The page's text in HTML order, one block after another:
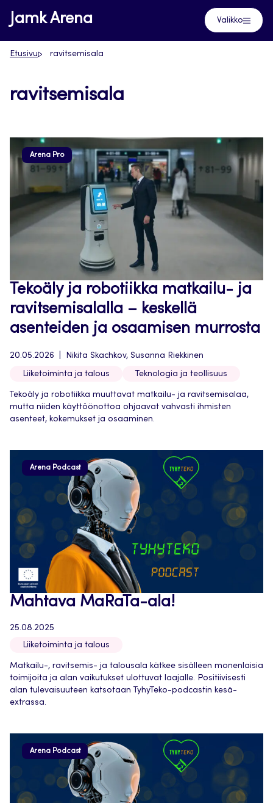
Siirry
suoraan
sisältöön
Jamk Arena Valikko
Etusivu ravitsemisala
ravitsemisala
Arena Pro
Tekoäly ja robotiikka matkailu- ja
ravitsemisalalla – keskellä
asenteiden ja osaamisen murrosta
20.05.2026 Nikita Skachkov, Susanna Riekkinen
Liiketoiminta ja talous Teknologia ja teollisuus
Tekoäly ja robotiikka muuttavat matkailu- ja ravitsemisalaa,
mutta niiden käyttöönottoa ohjaavat vahvasti ihmisten
asenteet, kokemukset ja osaaminen.
Arena Podcast
Mahtava MaRaTa-ala!
25.08.2025
Liiketoiminta ja talous
Matkailu-, ravitsemis- ja talousala kätkee sisälleen monenlaisia
toimijoita ja alan vaikutukset ulottuvat laajalle. Positiivisesti
alan tulevaisuuteen katsotaan TyhyTeko-podcastin kesä-
extrassa.
Arena Podcast